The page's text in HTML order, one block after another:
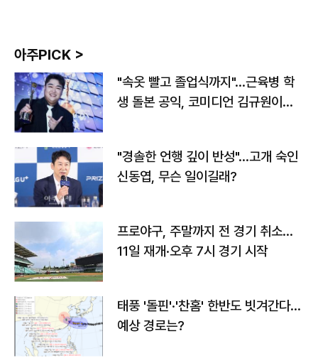
아주PICK >
"속옷 빨고 졸업식까지"…근육병 학
생 돌본 공익, 코미디언 김규원이었
"경솔한 언행 깊이 반성"…고개 숙인
신동엽, 무슨 일이길래?
프로야구, 주말까지 전 경기 취소…
11일 재개·오후 7시 경기 시작
태풍 '돌핀'·'찬홈' 한반도 빗겨간다…
예상 경로는?